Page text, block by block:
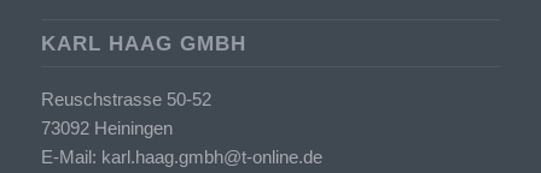
KARL HAAG GMBH
Reuschstrasse 50-52
73092 Heiningen
E-Mail: karl.haag.gmbh@t-online.de